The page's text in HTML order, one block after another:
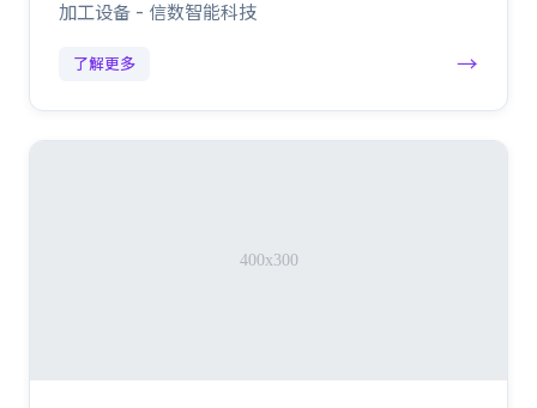
加工设备 - 信数智能科技
了解更多 →